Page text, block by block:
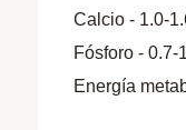
Calcio - 1.0-
Fósforo - 0.7-
Energía